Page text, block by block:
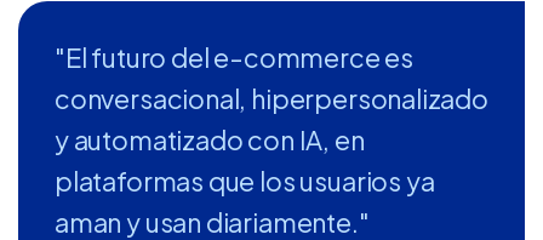
"El futuro del e-commerce es
conversacional, hiperpersonalizado
y automatizado con IA, en
plataformas que los usuarios ya
aman y usan diariamente."